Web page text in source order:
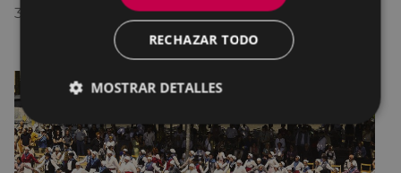
30/05/2026 09:30
RECHAZAR TODO
MOSTRAR DETALLES